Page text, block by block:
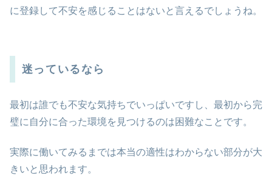
に登録して不安を感じることはないと言えるでしょうね。
迷っているなら
最初は誰でも不安な気持ちでいっぱいですし、最初から完
璧に自分に合った環境を見つけるのは困難なことです。
実際に働いてみるまでは本当の適性はわからない部分が大
きいと思われます。